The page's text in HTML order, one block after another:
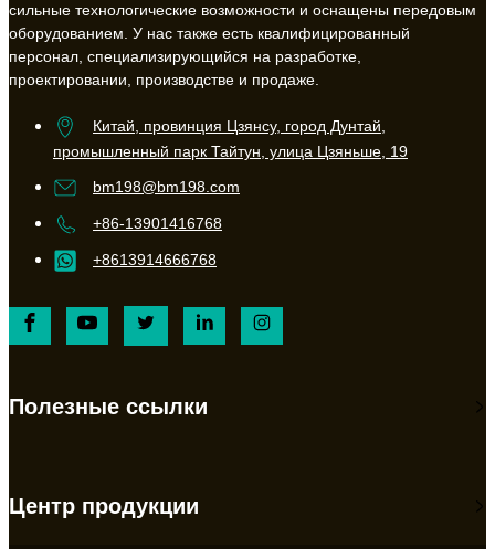
сильные технологические возможности и оснащены передовым
оборудованием. У нас также есть квалифицированный
персонал, специализирующийся на разработке,
проектировании, производстве и продаже.
Китай, провинция Цзянсу, город Дунтай,
промышленный парк Тайтун, улица Цзяньше, 19
bm198@bm198.com
+86-13901416768
+8613914666768
Полезные ссылки
Центр продукции